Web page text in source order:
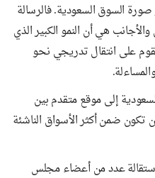
السوق السعودية. فالرسالة
هي أن النمو الكبير الذي
على انتقال تدريجي نحو
إلى موقع متقدم بين
ضمن أكثر الأسواق الناشئة
استقالة عدد من أعضاء مجلس